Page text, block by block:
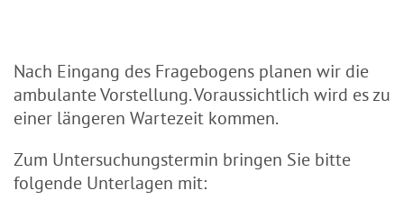
Nach Eingang des Fragebogens planen wir die
ambulante Vorstellung. Voraussichtlich wird es zu
einer längeren Wartezeit kommen.
Zum Untersuchungstermin bringen Sie bitte
folgende Unterlagen mit: